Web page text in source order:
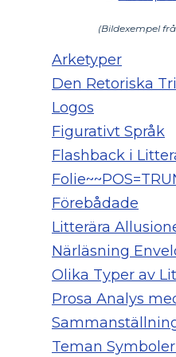
(Bildexempel
Arketyper
Den Retoriska
Logos
Figurativt Språk
Flashback i
Förebådade
Litterära
Närläsning
Olika Typer av
Prosa Analys
Teman